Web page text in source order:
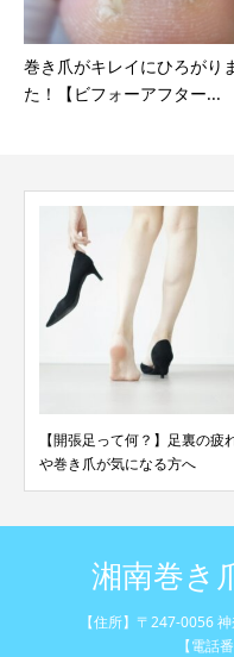
巻き爪がキレイにひろがり
た！【ビフォーアフター...
足は第二の心臓！足
は健康な生活に繋がり
湘南巻き
【住所】〒247-0056
【電話